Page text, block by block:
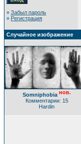
» Забыл пароль
» Регистрация
Случайное изображение
Somniphobia нов.
Комментарии: 15
Hardin